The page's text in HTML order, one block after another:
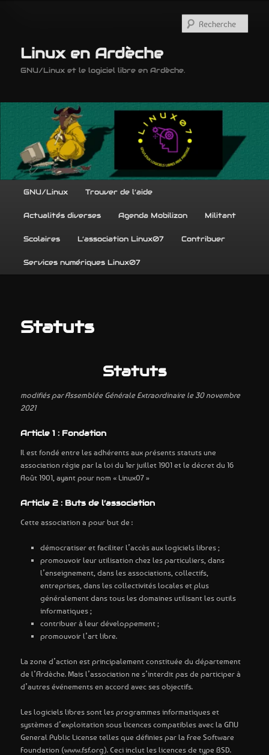
Linux en Ardèche
GNU/Linux et le logiciel libre en Ardèche.
GNU/Linux Trouver de l’aide
Actualités diverses Agenda Mobilizon Militant
Scolaires L’association Linux07 Contribuer
Services numériques Linux07
Statuts
Statuts
modifiés par Assemblée Générale Extraordinaire le 30 novembre
2021
Article 1 : Fondation
Il est fondé entre les adhérents aux présents statuts une
association régie par la loi du 1er juillet 1901 et le décret du 16
Août 1901, ayant pour nom « Linux07 »
Article 2 : Buts de l’association
Cette association a pour but de :
démocratiser et faciliter l’accès aux logiciels libres ;
promouvoir leur utilisation chez les particuliers, dans
l’enseignement, dans les associations, collectifs,
entreprises, dans les collectivités locales et plus
généralement dans tous les domaines utilisant les outils
informatiques ;
contribuer à leur développement ;
promouvoir l’art libre.
La zone d’action est principalement constituée du département
de l’Ardèche. Mais l’association ne s’interdit pas de participer à
d’autres événements en accord avec ses objectifs.
Les logiciels libres sont les programmes informatiques et
systèmes d’exploitation sous licences compatibles avec la GNU
General Public License telles que définies par la Free Software
Foundation (www.fsf.org). Ceci inclut les licences de type BSD.